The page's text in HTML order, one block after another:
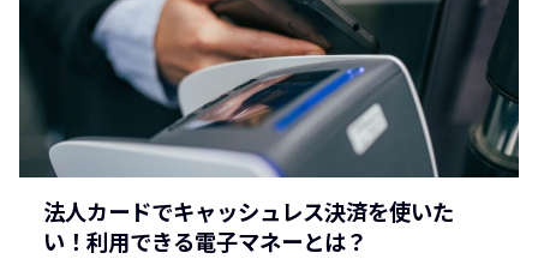
法人カードでキャッシュレス決済を使いた
い！利用できる電子マネーとは？